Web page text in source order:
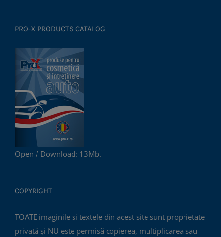
PRO-X PRODUCTS CATALOG
Open / Download: 13Mb.
COPYRIGHT
TOATE imaginile și textele din acest site sunt proprietate
privată și NU este permisă copierea, multiplicarea sau